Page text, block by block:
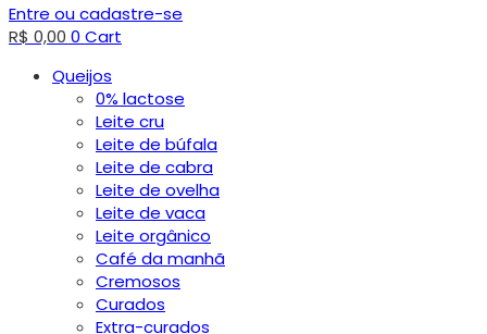
Entre ou cadastre-se
R$ 0,00 0 Cart
Queijos
0% lactose
Leite cru
Leite de búfala
Leite de cabra
Leite de ovelha
Leite de vaca
Leite orgânico
Café da manhã
Cremosos
Curados
Extra-curados